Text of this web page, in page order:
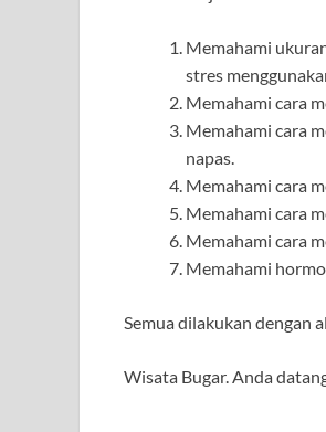
Memahami
stres
Memahami cara
Memahami cara
napas.
Memahami cara
Memahami cara
Memahami cara
Memahami
Semua dilakukan dengan
Wisata Bugar. Anda